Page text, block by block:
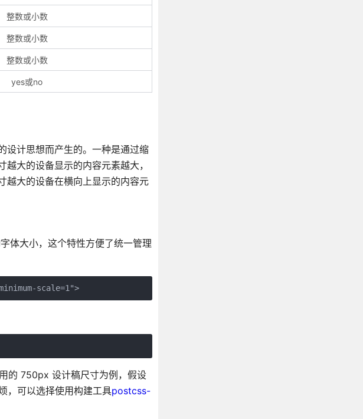
整数或小数
整数或小数
整数或小数
yes或no
设计思想而产生的。一种是通过缩
大的设备显示的内容元素越大，
越大的设备在横向上显示的内容元
体大小，这个特性方便了统一管理
<meta name="viewport" content="width=device-width, initial-scale=1, maximum-scale=1, minimum-scale=1">
的 750px 设计稿尺寸为例，假设
，可以选择使用构建工具postcss-